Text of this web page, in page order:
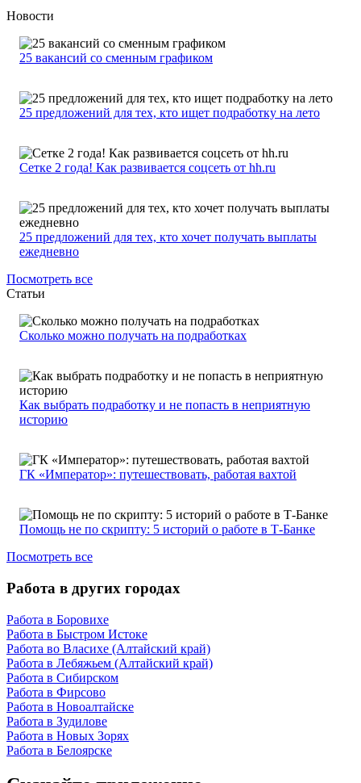
Новости
25 вакансий со сменным графиком
25 предложений для тех, кто ищет подработку на лето
Сетке 2 года! Как развивается соцсеть от hh.ru
25 предложений для тех, кто хочет получать выплаты
ежедневно
Посмотреть все
Статьи
Сколько можно получать на подработках
Как выбрать подработку и не попасть в неприятную
историю
ГК «Император»: путешествовать, работая вахтой
Помощь не по скрипту: 5 историй о работе в Т-Банке
Посмотреть все
Работа в других городах
Работа в Боровихе
Работа в Быстром Истоке
Работа во Власихе (Алтайский край)
Работа в Лебяжьем (Алтайский край)
Работа в Сибирском
Работа в Фирсово
Работа в Новоалтайске
Работа в Зудилове
Работа в Новых Зорях
Работа в Белоярске